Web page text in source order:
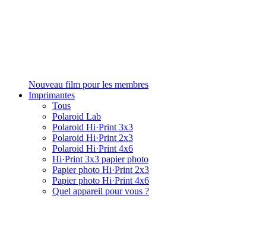
Nouveau film pour les membres
Imprimantes
Tous
Polaroid Lab
Polaroid Hi·Print 3x3
Polaroid Hi·Print 2x3
Polaroid Hi·Print 4x6
Hi·Print 3x3 papier photo
Papier photo Hi·Print 2x3
Papier photo Hi·Print 4x6
Quel appareil pour vous ?